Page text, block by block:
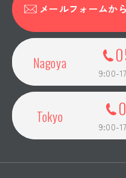
メールフォームか
Nagoya
9:00-
Tokyo
9:00-